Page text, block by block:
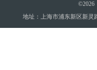
©2026
地址：上海市浦东新区新灵